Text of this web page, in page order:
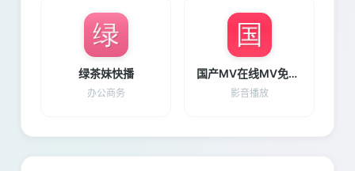
绿茶妹快播
办公商务
国产MV在线MV免费观看
影音播放